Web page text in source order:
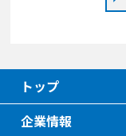
トップ
企業情報